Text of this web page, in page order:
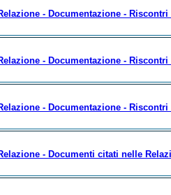
- Documentazione -
- Documentazione -
- Documentazione -
- Documenti citati nelle